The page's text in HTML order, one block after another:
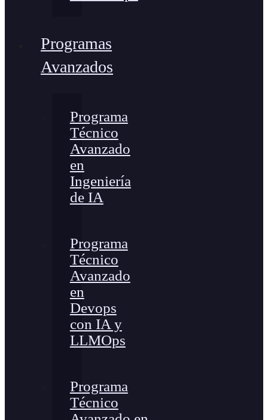
Programas
Avanzados
Programa
Técnico
Avanzado
en
Ingeniería
de IA
Programa
Técnico
Avanzado
en
Devops
con IA y
LLMOps
Programa
Técnico